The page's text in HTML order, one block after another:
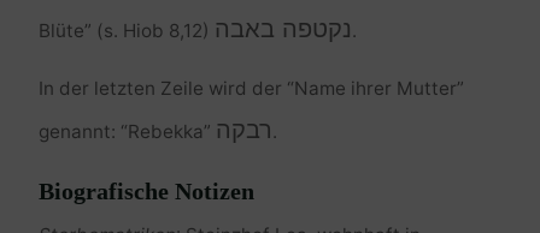
Blüte” (s. Hiob 8,12) נקטפה באבה.
In der letzten Zeile wird der “Name ihrer Mutter”
genannt: “Rebekka” רבקה.
Biografische Notizen